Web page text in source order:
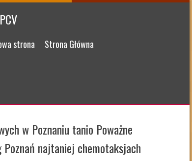
strona Strona Główna
w Poznaniu tanio Poważne
Poznań najtaniej chemotaksjach